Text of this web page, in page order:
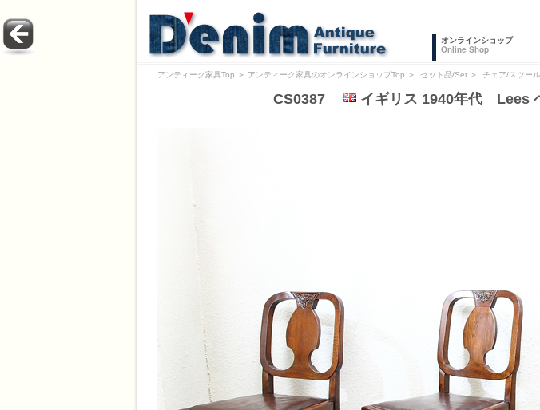
オンラインショップ
Online Shop
アンティーク家具Top ＞ アンティーク家具のオンラインショップTop ＞ セット品/Set ＞ チェア/スツー
CS0387 イギリス 1940年代 Lees